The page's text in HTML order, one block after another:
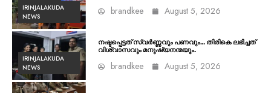
IRINJALAKUDA
NEWS
brandkee August 5, 2026
IRINJALAKUDA
NEWS
നഷ്ടപ്പെട്ടത് സ്വർണ്ണവും പണവും… തിരികെ ലഭിച്ചത്
വിശ്വാസവും മനുഷ്യനന്മയും.
brandkee August 5, 2026